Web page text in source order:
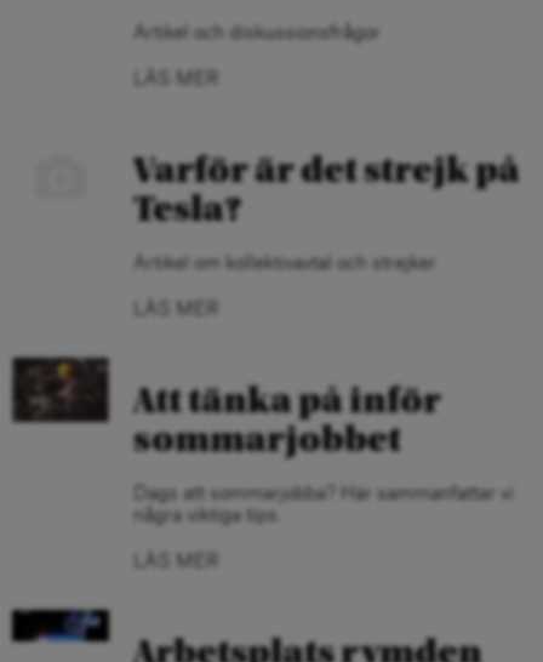
Artikel och diskussionsfrågor
LÄS MER
Varför är det strejk på
Tesla?
Artikel om kollektivavtal och strejker
LÄS MER
Att tänka på inför
sommarjobbet
Dags att sommarjobba? Här sammanfattar vi
några viktiga tips.
LÄS MER
Arbetsplats rymden